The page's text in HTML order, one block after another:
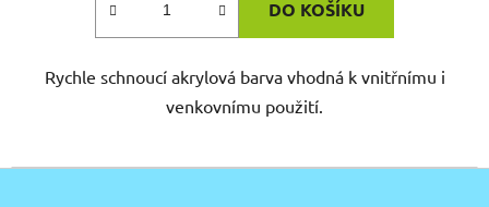
DO KOŠÍKU
Rychle schnoucí akrylová barva vhodná k vnitřnímu i
venkovnímu použití.